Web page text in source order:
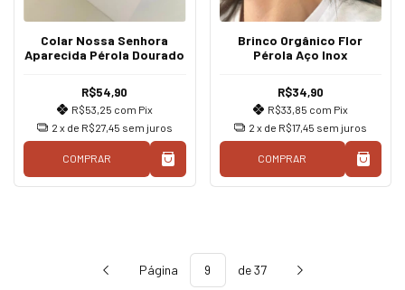
Colar Nossa Senhora
Aparecida Pérola Dourado
R$54,90
R$53,25 com Pix
2 x de R$27,45 sem juros
COMPRAR
Brinco Orgânico Flor
Pérola Aço Inox
R$34,90
R$33,85 com Pix
2 x de R$17,45 sem juros
COMPRAR
Página de 37